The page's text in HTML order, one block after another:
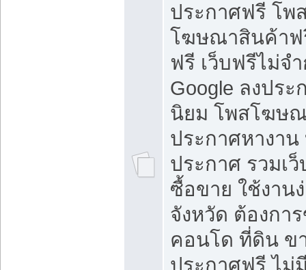
ประกาศฟรี โพ
โฆษณาสินค้าฟ
ฟรี เว็บฟรีไม่จ
Google ลงปร
นิยม โพสโฆษ
ประกาศหางาน
ประกาศ รวมเ
ซื้อขาย ใช้งาน
จังหวัด ต้องกา
คอนโด ที่ดิน ข
ประกาศฟรี ไม่